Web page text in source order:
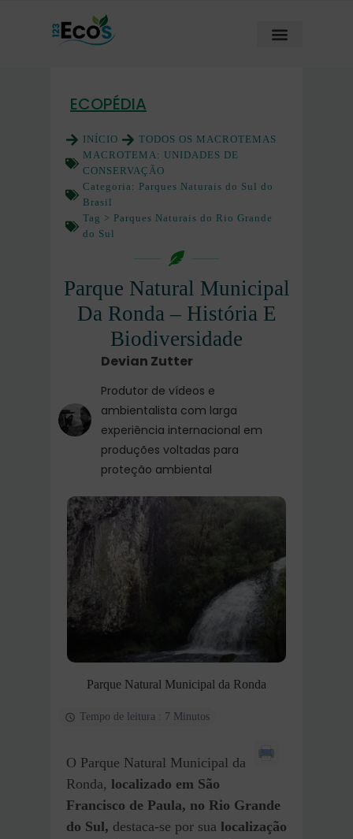
ECOPÉDIA
INÍCIO
TODOS OS MACROTEMAS
MACROTEMA: UNIDADES DE
CONSERVAÇÃO
Categoria: Parques Naturais do Sul do
Brasil
Tag > Parques Naturais do Rio Grande
do Sul
Parque Natural Municipal
Da Ronda – História E
Biodiversidade
Devian Zutter
Produtor de vídeos e
ambientalista com larga
experiência internacional em
produções voltadas para
proteção ambiental
Parque Natural Municipal da Ronda
Tempo de leitura : 7 Minutos
O Parque Natural Municipal da
Ronda, localizado em São
Francisco de Paula, no Rio Grande
do Sul, destaca-se por sua localização